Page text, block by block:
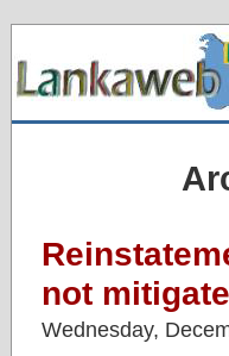
not
Wednesday,